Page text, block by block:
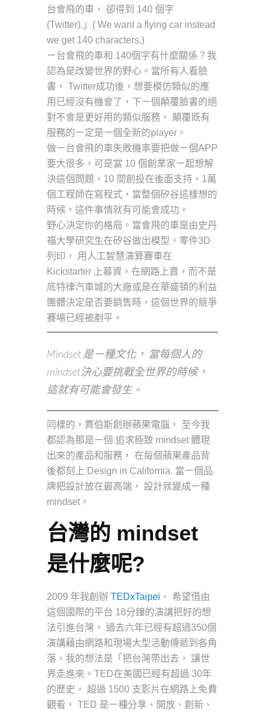
台會飛的車， 卻得到 140 個字
(Twitter).」( We want a flying car instead
we get 140 characters.)
ㄧ台會飛的車和 140個字有什麼關係？我
認為是改變世界的野心。當所有人看臉
書， Twitter成功後，想要模仿類似的應
用已經沒有機會了，下ㄧ個顛覆臉書的絕
對不會是更好用的類似服務， 顛覆既有
服務的ㄧ定是ㄧ個全新的player。
做ㄧ台會飛的車失敗機率要把做ㄧ個APP
要大很多，可是當 10 個創業家ㄧ起想解
決這個問題，10 間創投在後面支持，1萬
個工程師在寫程式，當整個矽谷這樣想的
時候，這件事情就有可能會成功。
野心決定你的格局。當會飛的車是由史丹
福大學研究生在矽谷做出模型，零件3D
列印， 用人工智慧演算賽車在
Kickstarter 上募資，在網路上賣，而不是
底特律汽車城的大廠或是在華盛頓的利益
團體決定是否要銷售時，這個世界的競爭
賽場已經被剷平。
Mindset 是ㄧ種文化， 當每個人的
mindset決心要挑戰全世界的時候，
這就有可能會發生。
同樣的，賈伯斯創辦蘋果電腦， 至今我
都認為那是ㄧ個 追求極致 mindset 體現
出來的產品和服務， 在每個蘋果產品背
後都刻上 Design in California. 當ㄧ個品
牌把設計放在最高端， 設計就變成ㄧ種
mindset。
台灣的 mindset
是什麼呢?
2009 年我創辦 TEDxTaipei ， 希望借由
這個國際的平台 18分鐘的演講把好的想
法引進台灣， 過去六年已經有超過350個
演講藉由網路和現場大型活動傳遞到各角
落，我的想法是「把台灣帶出去， 讓世
界走進來。TED在美國已經有超過 30年
的歷史， 超過 1500 支影片在網路上免費
觀看， TED 是ㄧ種分享、開放、創新、